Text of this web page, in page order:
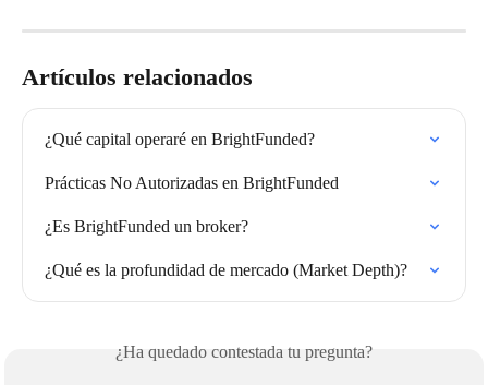
Artículos relacionados
¿Qué capital operaré en BrightFunded?
Prácticas No Autorizadas en BrightFunded
¿Es BrightFunded un broker?
¿Qué es la profundidad de mercado (Market Depth)?
¿Ha quedado contestada tu pregunta?